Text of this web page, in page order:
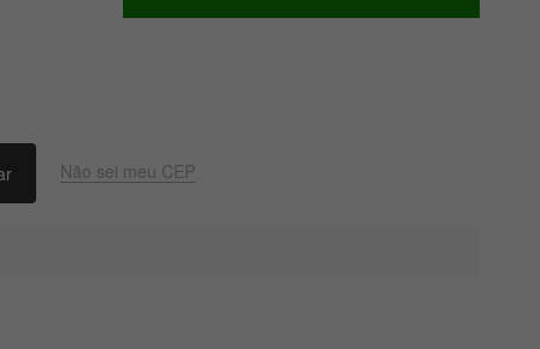
Não sei meu CEP